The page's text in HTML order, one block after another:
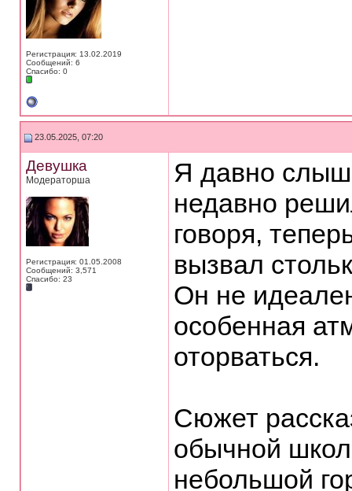
Регистрация: 13.02.2019
Сообщений: 6
Спасибо: 0
23.05.2025, 07:20
Девушка
Модераторша
Регистрация: 01.05.2008
Сообщений: 3,571
Спасибо: 23
Я давно
недавно
говоря,
вызвал
Он не
особенная
оторваться.
Сюжет
обычной
небольшой